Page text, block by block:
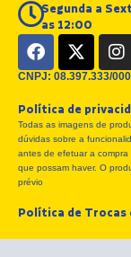
Segunda a
as 12:00
F
a
c
b
o
o
k
X
-
t
i
t
t
e
I
n
s
a
g
r
a
CNPJ: 08.397.333/
Política de
Todas as imagens de
dúvidas sobre a
antes de efetuar a
que possam haver. O
prévio
Política de Trocas